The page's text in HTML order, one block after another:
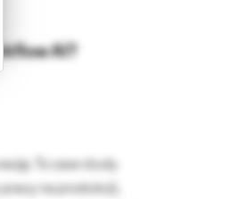
AI?
To case study
na produkcji,